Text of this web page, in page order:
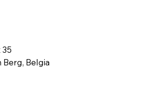
Berg, Belgia